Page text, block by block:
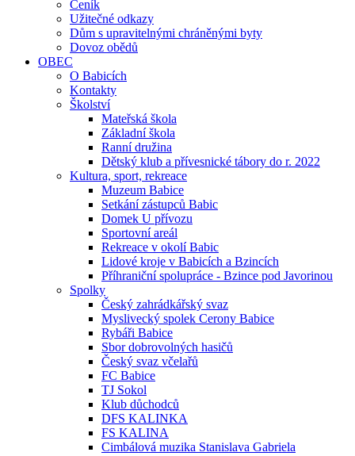
Ceník
Užitečné odkazy
Dům s upravitelnými chráněnými byty
Dovoz obědů
OBEC
O Babicích
Kontakty
Školství
Mateřská škola
Základní škola
Ranní družina
Dětský klub a přívesnické tábory do r. 2022
Kultura, sport, rekreace
Muzeum Babice
Setkání zástupců Babic
Domek U přívozu
Sportovní areál
Rekreace v okolí Babic
Lidové kroje v Babicích a Bzincích
Příhraniční spolupráce - Bzince pod Javorinou
Spolky
Český zahrádkářský svaz
Myslivecký spolek Cerony Babice
Rybáři Babice
Sbor dobrovolných hasičů
Český svaz včelařů
FC Babice
TJ Sokol
Klub důchodců
DFS KALINKA
FS KALINA
Cimbálová muzika Stanislava Gabriela